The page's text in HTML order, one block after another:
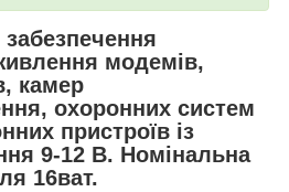
модемів,
камер
охоронних систем
пристроїв із
9-12 В. Номінальна
16ват.